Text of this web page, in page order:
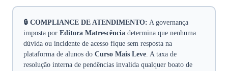
🔒 COMPLIANCE DE ATENDIMENTO: A governança
imposta por Editora Matrescência determina que nenhuma
dúvida ou incidente de acesso fique sem resposta na
plataforma de alunos do Curso Mais Leve. A taxa de
resolução interna de pendências invalida qualquer boato de